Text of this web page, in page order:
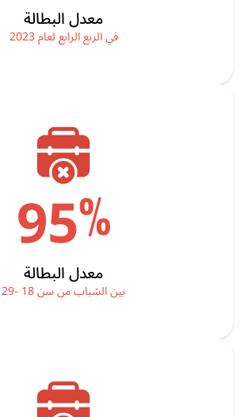
معدل البطالة
في الربع الرابع لعام 2023
معدل البطالة
%
95
بين الشباب من سن 18 -29